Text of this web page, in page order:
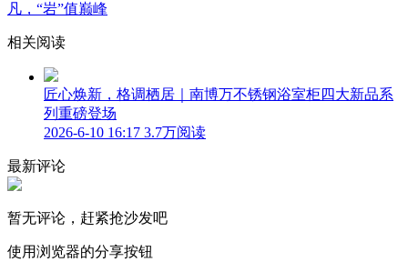
凡，“岩”值巅峰
相关阅读
匠心焕新，格调栖居｜南博万不锈钢浴室柜四大新品系
列重磅登场
2026-6-10 16:17 3.7万阅读
最新评论
暂无评论，赶紧抢沙发吧
使用浏览器的分享按钮